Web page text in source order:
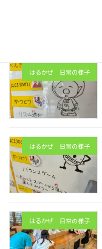
はるかぜ 日常の様子
はるかぜ 日常の様子
はるかぜ 日常の様子